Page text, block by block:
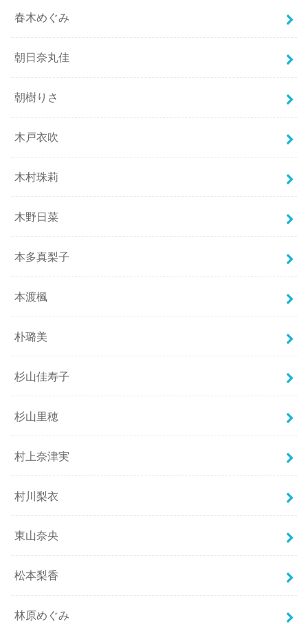
春木めぐみ
朝日奈丸佳
朝樹りさ
木戸衣吹
木村珠莉
木野日菜
本多真梨子
本渡楓
朴璐美
杉山佳寿子
杉山里穂
村上奈津実
村川梨衣
東山奈央
松本梨香
林原めぐみ